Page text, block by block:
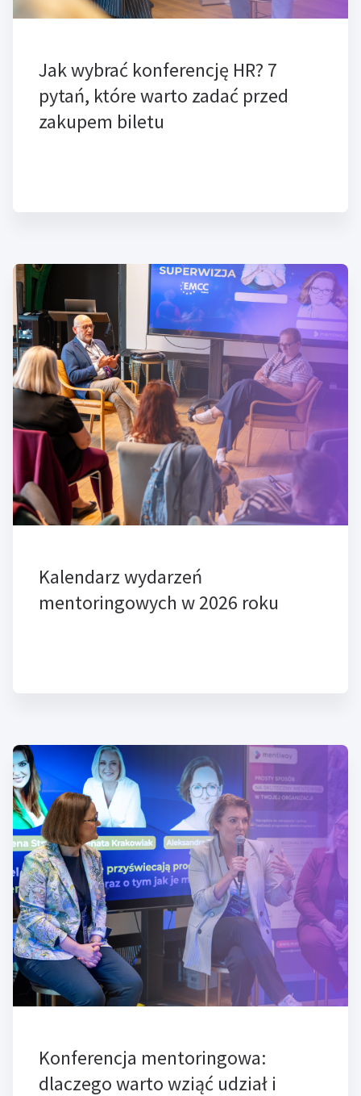
Jak wybrać konferencję HR? 7
pytań, które warto zadać przed
zakupem biletu
Kalendarz wydarzeń
mentoringowych w 2026 roku
Konferencja mentoringowa:
dlaczego warto wziąć udział i